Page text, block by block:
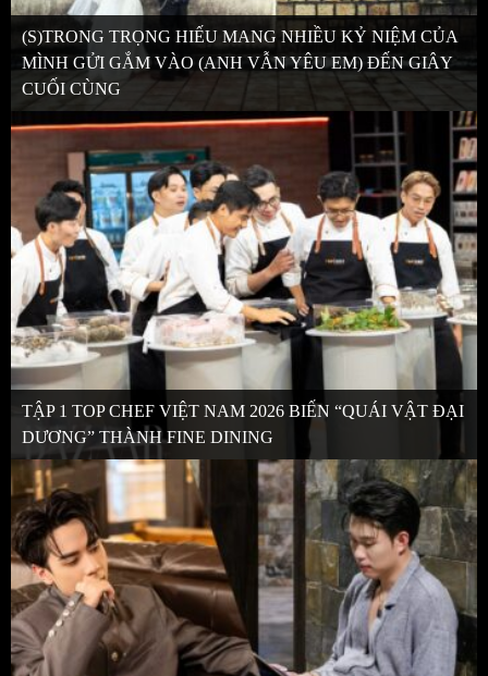
(S)TRONG TRỌNG HIẾU MANG NHIỀU KỶ NIỆM CỦA
MÌNH GỬI GẮM VÀO (ANH VẪN YÊU EM) ĐẾN GIÂY
CUỐI CÙNG
TẬP 1 TOP CHEF VIỆT NAM 2026 BIẾN “QUÁI VẬT ĐẠI
DƯƠNG” THÀNH FINE DINING